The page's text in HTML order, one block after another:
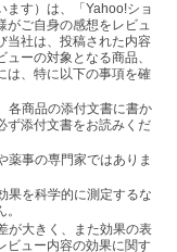
ます）は、「Yahoo!ショ
がご自身の感想をレビュ
当社は、投稿された内容
ーの対象となる商品、
は、特に以下の事項を確
各商品の添付文書に書か
ず添付文書をお読みくだ
薬事の専門家ではありま
果を科学的に測定するな
が大きく、また効果の表
ビュー内容の効果に関す